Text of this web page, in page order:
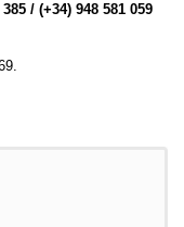
/ (+34) 948 581 059